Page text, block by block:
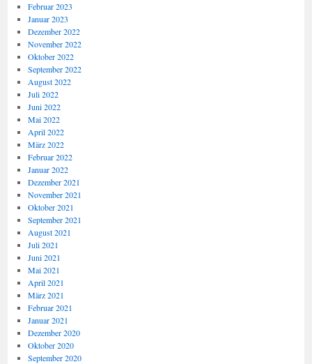
Februar 2023
Januar 2023
Dezember 2022
November 2022
Oktober 2022
September 2022
August 2022
Juli 2022
Juni 2022
Mai 2022
April 2022
März 2022
Februar 2022
Januar 2022
Dezember 2021
November 2021
Oktober 2021
September 2021
August 2021
Juli 2021
Juni 2021
Mai 2021
April 2021
März 2021
Februar 2021
Januar 2021
Dezember 2020
Oktober 2020
September 2020